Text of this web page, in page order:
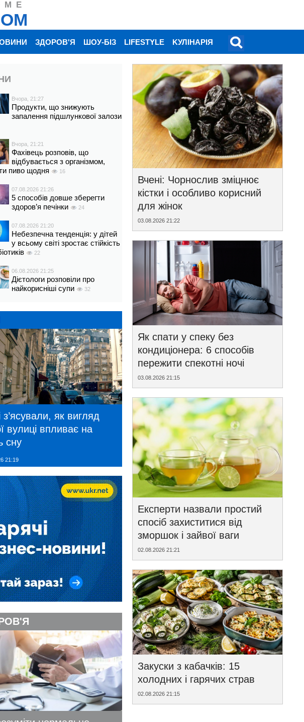
ЗДОРОВ'Я ШОУ-БІЗ LIFESTYLE KУЛІНАРІЯ
Вчора, 21:27
Продукти, що знижують
запалення підшлункової залози
Вчора, 21:21
Фахівець розповів, що
відбувається з організмом,
пиво щодня
16
07.08.2026 21:26
5 способів довше зберегти
здоров’я печінки
24
07.08.2026 21:20
Небезпечна тенденція: у дітей
у всьому світі зростає стійкість
22
06.08.2026 21:25
Дієтологи розповіли про
найкорисніші супи
32
з’ясували, як вигляд
вулиці впливає на
сну
21:19
Вчені: Чорнослив зміцнює
кістки і особливо корисний
для жінок
03.08.2026 21:22
Як спати у спеку без
кондиціонера: 6 способів
пережити спекотні ночі
03.08.2026 21:15
Експерти назвали простий
спосіб захиститися від
зморшок і зайвої ваги
02.08.2026 21:21
Закуски з кабачків: 15
холодних і гарячих страв
02.08.2026 21:15